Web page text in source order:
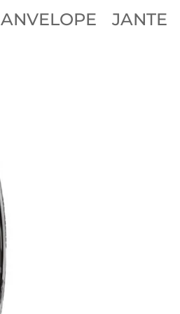
ANVELOPE JANTE